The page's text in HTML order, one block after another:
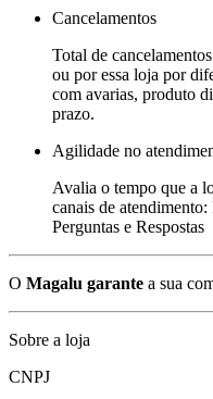
Cancelamentos
Total de
ou por essa loja por
com avarias, produto
prazo.
Agilidade no
Avalia o tempo que a
canais de
Perguntas e Respostas
O Magalu garante a sua
Sobre a loja
CNPJ